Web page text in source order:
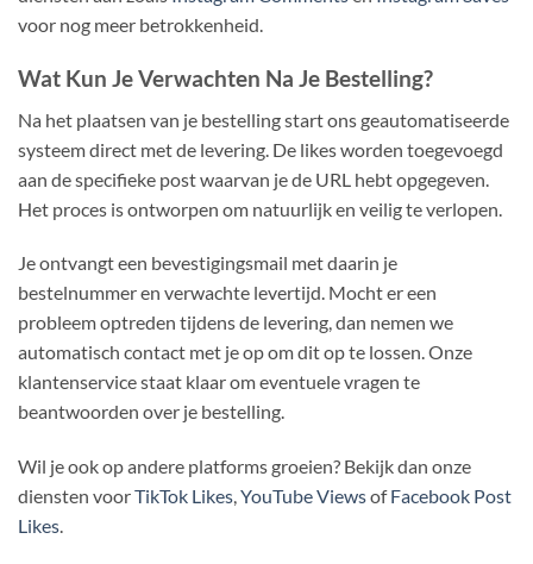
voor nog meer betrokkenheid.
Wat Kun Je Verwachten Na Je Bestelling?
Na het plaatsen van je bestelling start ons geautomatiseerde
systeem direct met de levering. De likes worden toegevoegd
aan de specifieke post waarvan je de URL hebt opgegeven.
Het proces is ontworpen om natuurlijk en veilig te verlopen.
Je ontvangt een bevestigingsmail met daarin je
bestelnummer en verwachte levertijd. Mocht er een
probleem optreden tijdens de levering, dan nemen we
automatisch contact met je op om dit op te lossen. Onze
klantenservice staat klaar om eventuele vragen te
beantwoorden over je bestelling.
Wil je ook op andere platforms groeien? Bekijk dan onze
diensten voorTikTok Likes,YouTube ViewsofFacebook Post
Likes.